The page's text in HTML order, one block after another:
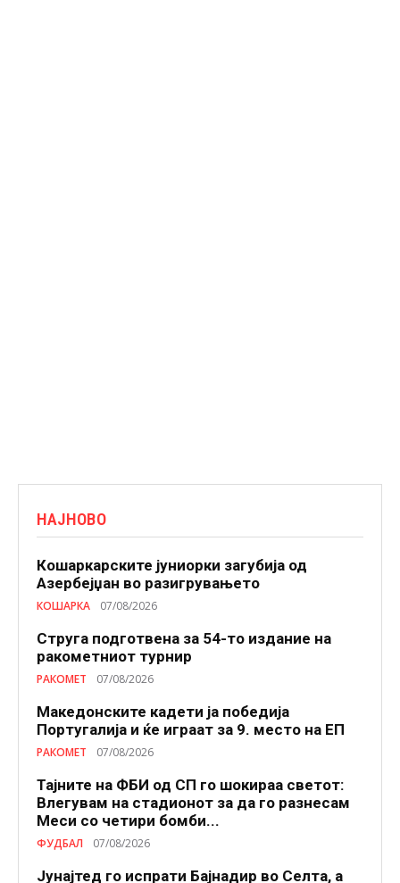
НАЈНОВО
Кошаркарските јуниорки загубија од
Азербејџан во разигрувањето
КОШАРКА 07/08/2026
Струга подготвена за 54-то издание на
ракометниот турнир
РАКОМЕТ 07/08/2026
Македонските кадети ја победија
Португалија и ќе играат за 9. место на ЕП
РАКОМЕТ 07/08/2026
Тајните на ФБИ од СП го шокираа светот:
Влегувам на стадионот за да го разнесам
Меси со четири бомби...
ФУДБАЛ 07/08/2026
Јунајтед го испрати Бајнадир во Селта, а